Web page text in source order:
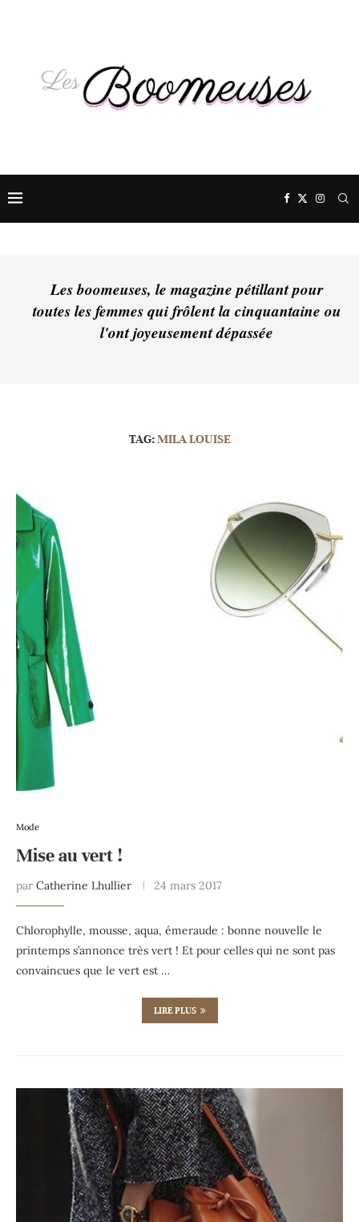
Les boomeuses, le magazine pétillant pour
toutes les femmes qui frôlent la cinquantaine ou
l'ont joyeusement dépassée
TAG:MILA LOUISE
Mode
Mise au vert !
par Catherine Lhullier 24 mars 2017
Chlorophylle, mousse, aqua, émeraude : bonne nouvelle le
printemps s’annonce très vert ! Et pour celles qui ne sont pas
convaincues que le vert est …
LIRE PLUS